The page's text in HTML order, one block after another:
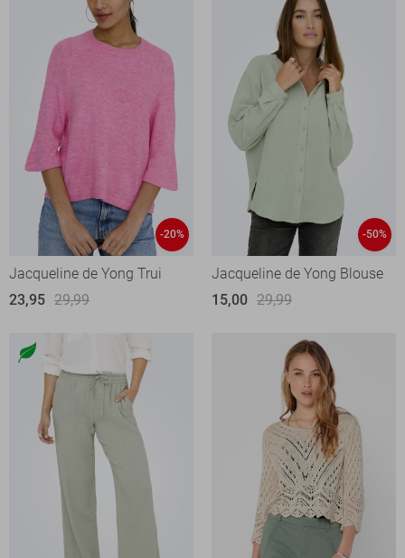
-20%
Jacqueline de Yong Trui
23,95 29,99
-50%
Jacqueline de Yong Blouse
15,00 29,99